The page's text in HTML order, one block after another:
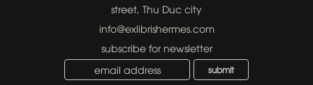
street, Thu Duc city
info@exlibrishermes.com
subscribe for newsletter
submit